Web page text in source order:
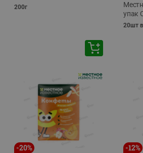
200г
упак
20шт
-20% -12%